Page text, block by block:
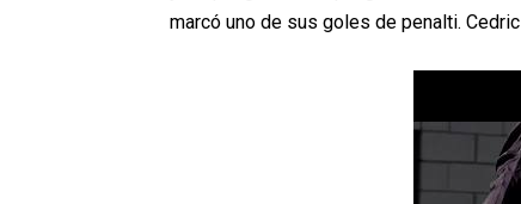
marcó uno de sus goles de penalti.